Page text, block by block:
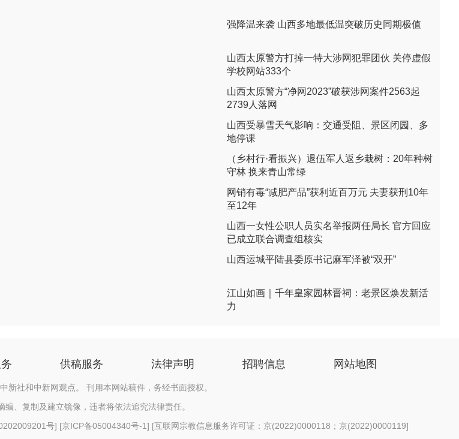
强降温来袭 山西多地最低温突破历史同期极值
山西太原警方打掉一特大涉网犯罪团伙 关停虚假
学校网站333个
山西太原警方“净网2023”破获涉网案件2563起
2739人落网
山西受暴雪天气影响：交通受阻、景区闭园、多
地停课
（乡村行·看振兴）退伍军人返乡栽树：20年种树
守林 换来青山常绿
网销有毒“减肥产品”获利近百万元 夫妻获刑10年
至12年
山西一女性公职人员实名举报两任局长 官方回应
已成立联合调查组核实
山西运城平陆县委原书记麻军泽被“双开”
江山如画｜千年皇家园林晋祠：老景区焕发新活
力
供稿服务 法律声明 招聘信息 网站地图
新社和中新网观点。 刊用本网站稿件，务经书面授权。
编、复制及建立镜像，违者将依法追究法律责任。
号] [京ICP备05004340号-1] [互联网宗教信息服务许可证：京(2022)0000118；京(2022)0000119]